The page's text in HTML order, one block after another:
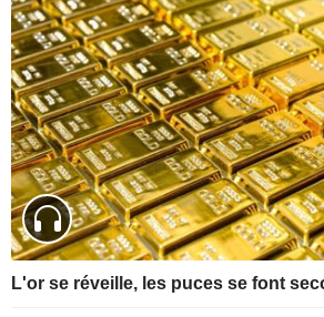
L'or se réveille, les puces se font